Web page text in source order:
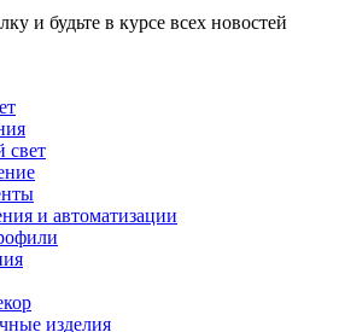
и будьте в курсе всех новостей
свет
и автоматизации
изделия